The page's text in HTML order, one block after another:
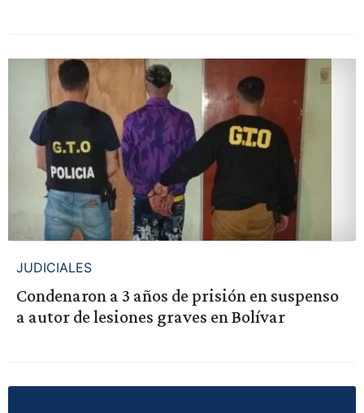
JUDICIALES
Condenaron a 3 años de prisión en suspenso
a autor de lesiones graves en Bolívar